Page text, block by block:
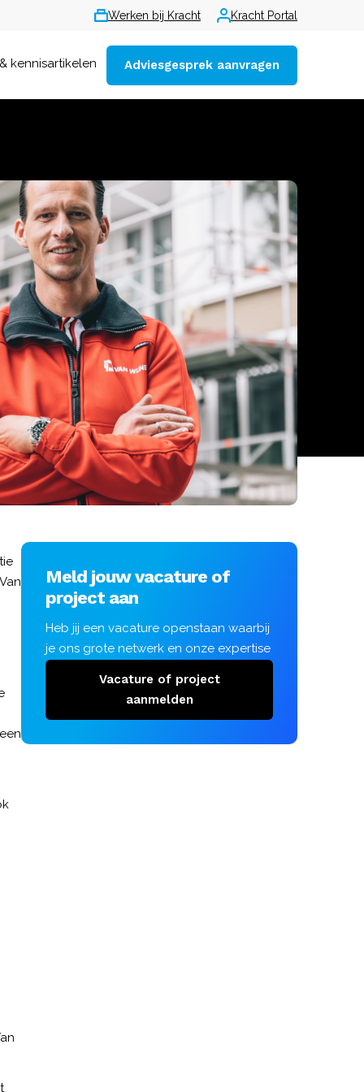
Werken bij Kracht Kracht Portal
kennisartikelen Adviesgesprek aanvragen
Meld jouw vacature of
project aan
Heb jij een vacature openstaan waarbij
je ons grote netwerk en onze expertise
in wil zetten? Of gaat er binnenkort een
project van start waar jij nog personeel
Vacature of project
aanmelden